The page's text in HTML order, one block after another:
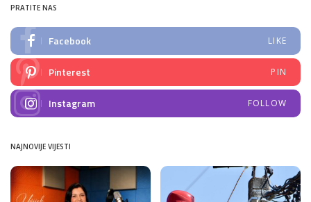
PRATITE NAS
Facebook LIKE
Pinterest PIN
Instagram FOLLOW
NAJNOVIJE VIJESTI